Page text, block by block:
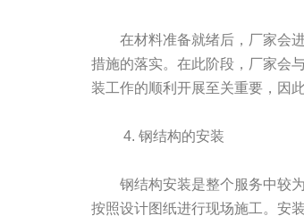
在材料准备就绪后，厂家会
措施的落实。在此阶段，厂家会
装工作的顺利开展至关重要，因
4. 钢结构的安装
钢结构安装是整个服务中较
按照设计图纸进行现场施工。安